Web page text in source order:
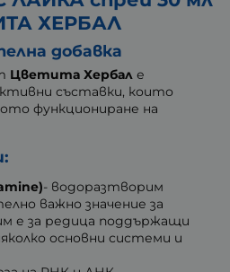
ХЕРБАЛ
добавка
Цветита Хербал е
съставки, които
функциониране на
- водоразтворим
важно значение за
е за редица поддържащи
основни системи и